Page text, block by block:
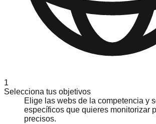
1
Selecciona tus objetivos
Elige las webs de la competencia y
específicos que quieres monitorizar
precisos.